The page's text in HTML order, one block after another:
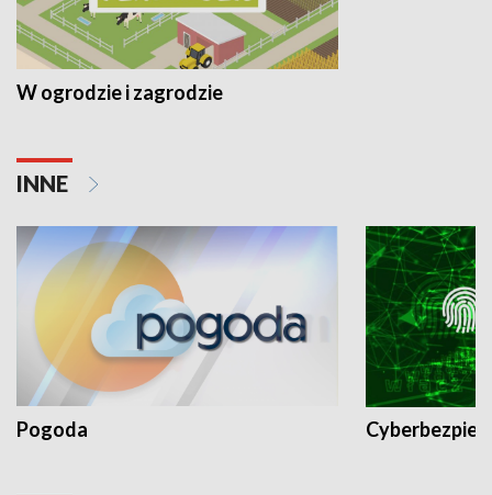
W ogrodzie i zagrodzie
INNE
Pogoda